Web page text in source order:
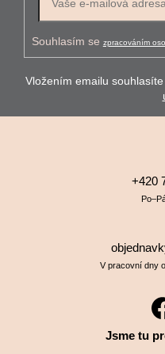
Souhlasím se zpracováním
Vložením emailu
+420
V pracovní dny
Jsme tu